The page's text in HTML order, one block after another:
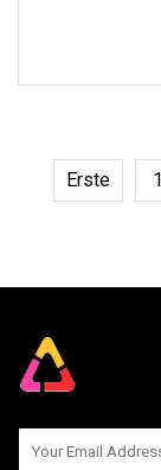
Erste 1